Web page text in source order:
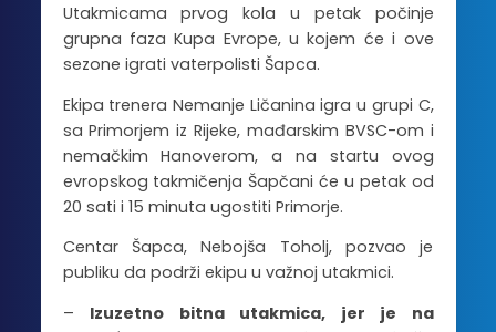
Utakmicama prvog kola u petak počinje
grupna faza Kupa Evrope, u kojem će i ove
sezone igrati vaterpolisti Šapca.
Ekipa trenera Nemanje Ličanina igra u grupi C,
sa Primorjem iz Rijeke, mađarskim BVSC-om i
nemačkim Hanoverom, a na startu ovog
evropskog takmičenja Šapčani će u petak od
20 sati i 15 minuta ugostiti Primorje.
Centar Šapca, Nebojša Toholj, pozvao je
publiku da podrži ekipu u važnoj utakmici.
– Izuzetno bitna utakmica, jer je na